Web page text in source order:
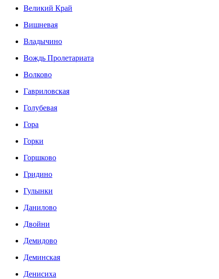
Великий Край
Вишневая
Владычино
Вождь Пролетариата
Волково
Гавриловская
Голубевая
Гора
Горки
Горшково
Гридино
Гулынки
Данилово
Двойни
Демидово
Деминская
Денисиха